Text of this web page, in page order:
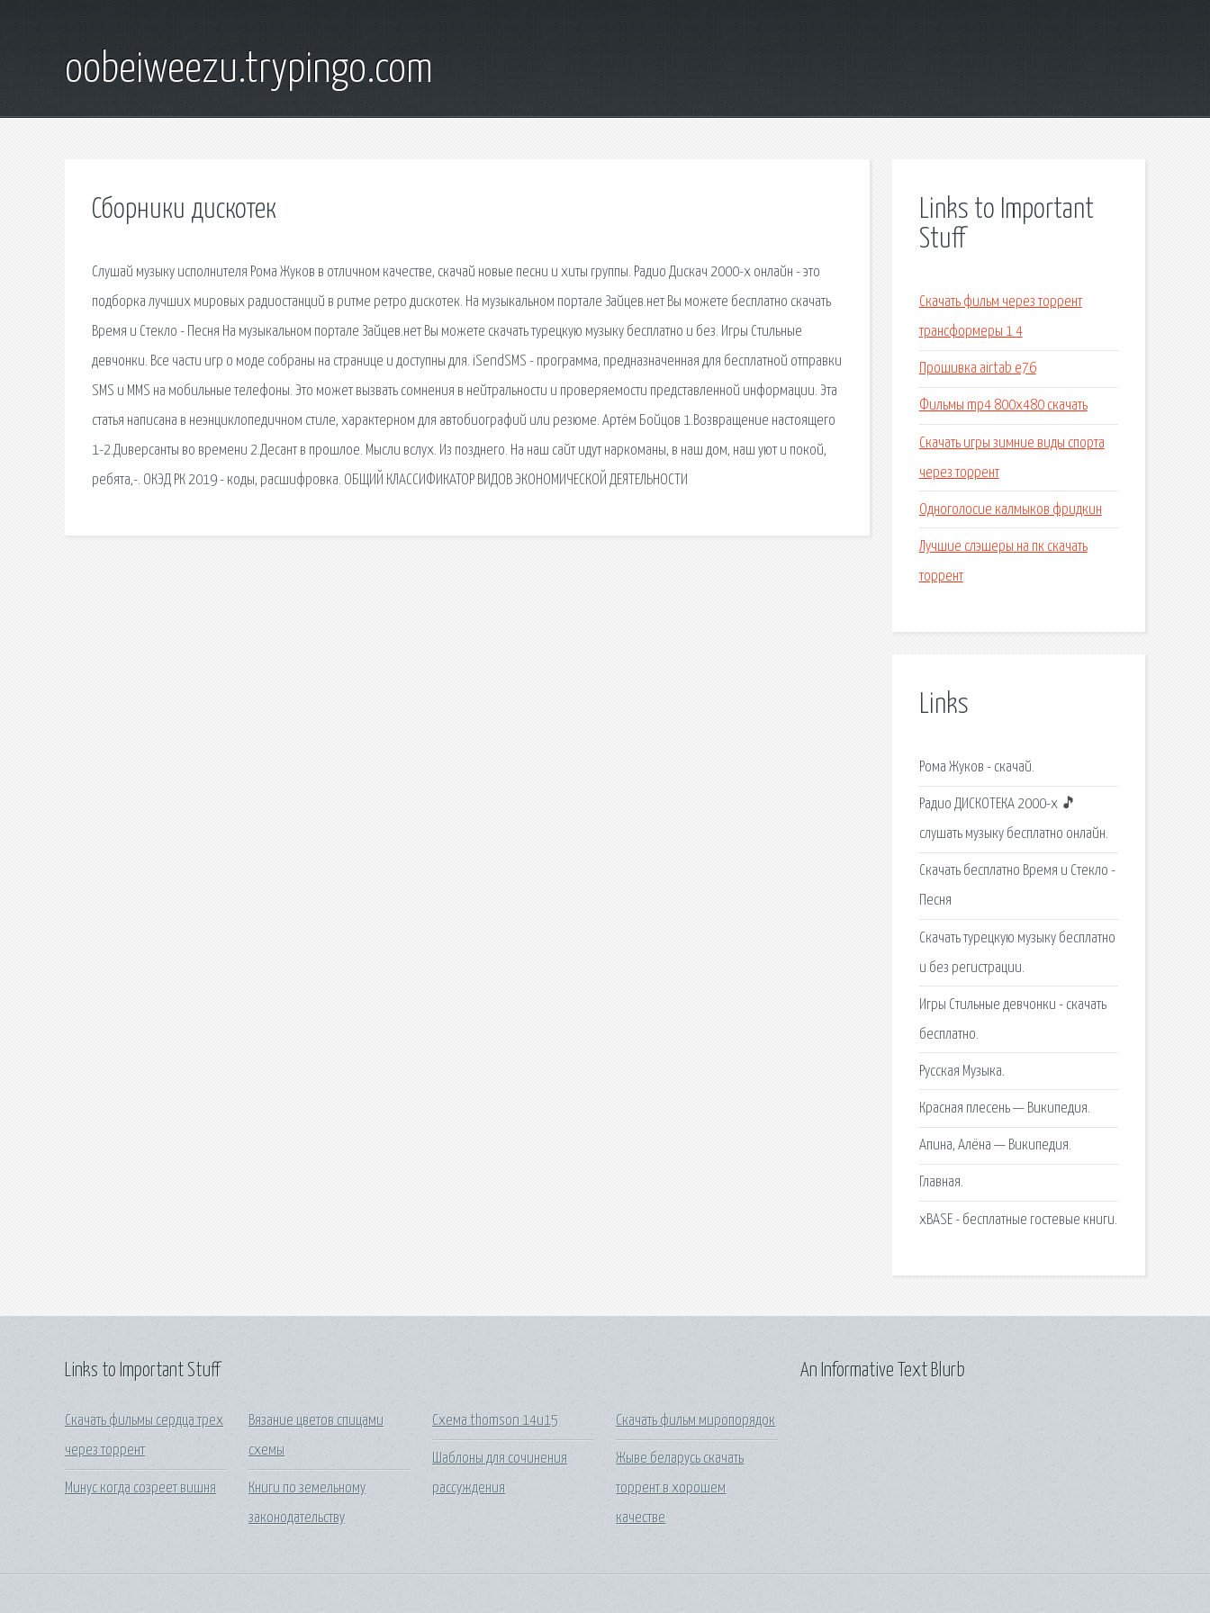
oobeiweezu.trypingo.com
Сборники дискотек
Слушай музыку исполнителя Рома Жуков в отличном качестве, скачай новые песни и хиты группы. Радио Дискач 2000-х онлайн - это
подборка лучших мировых радиостанций в ритме ретро дискотек. На музыкальном портале Зайцев.нет Вы можете бесплатно скачать
Время и Стекло - Песня На музыкальном портале Зайцев.нет Вы можете скачать турецкую музыку бесплатно и без. Игры Стильные
девчонки. Все части игр о моде собраны на странице и доступны для. iSendSMS - программа, предназначенная для бесплатной отправки
SMS и MMS на мобильные телефоны. Это может вызвать сомнения в нейтральности и проверяемости представленной информации. Эта
статья написана в неэнциклопедичном стиле, характерном для автобиографий или резюме. Артём Бойцов 1.Возвращение настоящего
1-2.Диверсанты во времени 2.Десант в прошлое. Мысли вслух. Из позднего. На наш сайт идут наркоманы, в наш дом, наш уют и покой,
ребята,-. ОКЭД РК 2019 - коды, расшифровка. ОБЩИЙ КЛАССИФИКАТОР ВИДОВ ЭКОНОМИЧЕСКОЙ ДЕЯТЕЛЬНОСТИ
Links to Important
Stuff
Скачать фильм через торрент
трансформеры 1 4
Прошивка airtab e76
Фильмы mp4 800x480 скачать
Скачать игры зимние виды спорта
через торрент
Одноголосие калмыков фридкин
Лучшие слэшеры на пк скачать
торрент
Links
Рома Жуков - скачай.
Радио ДИСКОТЕКА 2000-х 🎵
слушать музыку бесплатно онлайн.
Скачать бесплатно Время и Стекло -
Песня
Скачать турецкую музыку бесплатно
и без регистрации.
Игры Стильные девчонки - скачать
бесплатно.
Русская Музыка.
Красная плесень — Википедия.
Апина, Алёна — Википедия.
Главная.
xBASE - бесплатные гостевые книги.
Links to Important Stuff
Скачать фильмы сердца трех
через торрент
Минус когда созреет вишня
Вязание цветов спицами
схемы
Книги по земельному
законодательству
Схема thomson 14u15
Шаблоны для сочинения
рассуждения
Скачать фильм миропорядок
Жыве беларусь скачать
торрент в хорошем
качестве
An Informative Text Blurb